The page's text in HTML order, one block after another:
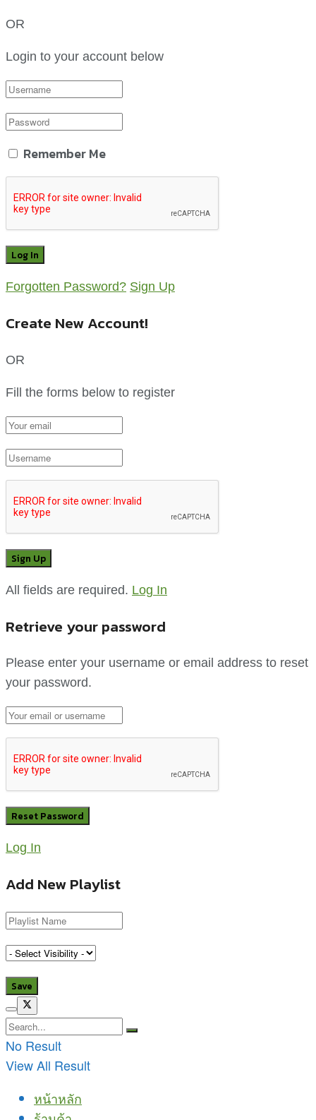
OR
Login to your account below
Remember Me
Forgotten Password? Sign Up
Create New Account!
OR
Fill the forms below to register
All fields are required. Log In
Retrieve your password
Please enter your username or email address to reset
your password.
Log In
Add New Playlist
No Result
View All Result
หน้าหลัก